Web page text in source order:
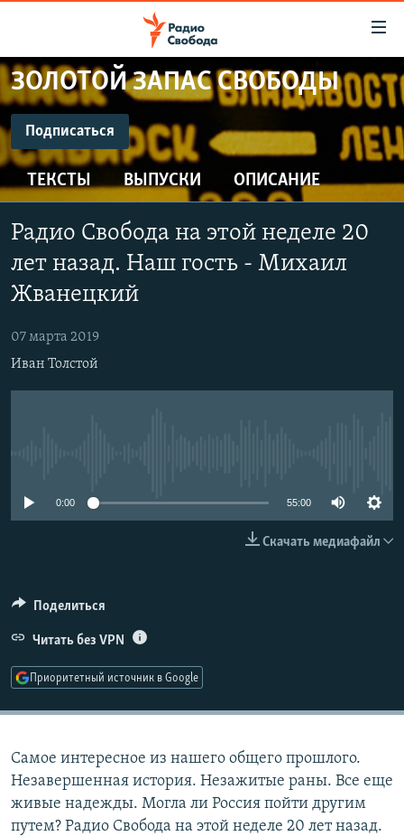
упрощенного
доступа
Вернуться
к
основному
содержанию
Вернутся
главной
навигации
поиску
ПРОГРАММЫ
ПОДКАСТЫ
АВТОРСКИЕ ПРОЕКТЫ
ЦИТАТЫ СВОБОДЫ
МНЕНИЯ
КУЛЬТУРА
IDEL.РЕАЛИИ
СЕВЕР.РЕАЛИИ
СИБИРЬ.РЕАЛИИ
СОЦИАЛЬНЫЕ СЕТИ
ЗОЛОТОЙ ЗАПАС СВОБОДЫ
Подписаться
ПОДПИСАТЬСЯ
Подписаться
ТЕКСТЫ ВЫПУСКИ ОПИСАНИЕ
Радио Свобода на этой неделе 20
лет назад. Наш гость - Михаил
Жванецкий
07 марта 2019
Иван Толстой
0:00 55:00
Скачать медиафайл
Поделиться
Читать без VPN
Приоритетный источник в Google
Самое интересное из нашего общего прошлого.
Незавершенная история. Незажитые раны. Все еще
живые надежды. Могла ли Россия пойти другим
путем? Радио Свобода на этой неделе 20 лет назад.